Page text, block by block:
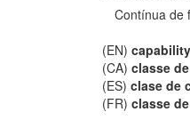
Contínua de
(EN)
(CA)classe
(ES)clase de
(FR)classe